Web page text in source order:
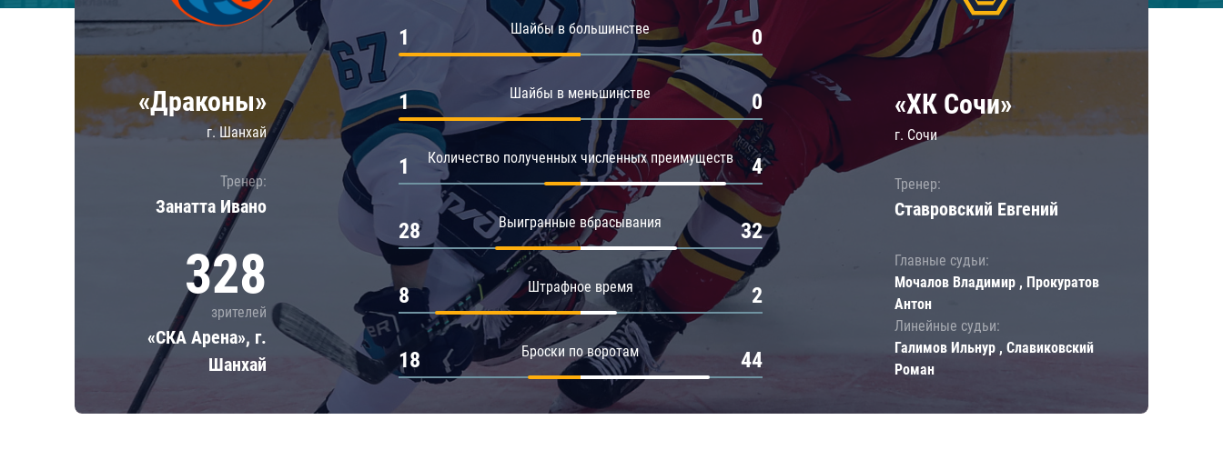
Локомотив
Шанхайские Драконы
Амур
Барыс
Салават Юлаев
«Драконы»
г. Шанхай
Тренер:
Занатта Иванo
328
зрителей
«СКА Арена», г.
Шанхай
Шайбы в большинстве
1 0
Шайбы в меньшинстве
1 0
Количество полученных численных преимуществ
1 4
Выигранные вбрасывания
28 32
Штрафное время
8 2
Броски по воротам
18 44
«ХК Сочи»
г. Сочи
Тренер:
Ставровский Евгений
Главные судьи:
Мочалов Владимир , Прокуратов
Антон
Линейные судьи:
Галимов Ильнур , Славиковский
Роман